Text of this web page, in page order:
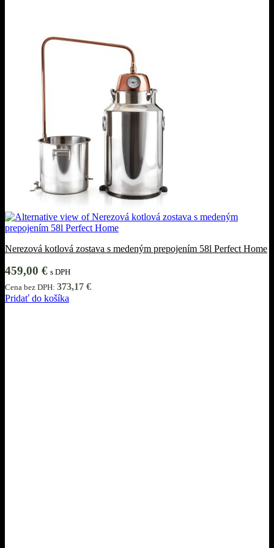
Nerezová kotlová zostava s medeným prepojením 58l Perfect Home
459,00 € s DPH
Cena bez DPH: 373,17 €
Pridať do košíka